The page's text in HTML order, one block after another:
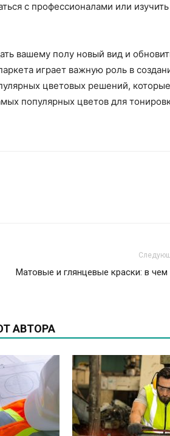
с профессионалами или изучить
вашему полу новый вид и
играет важную роль в
цветовых решений,
популярных цветов для
Матовые и глянцевые краски: в чем
АВТОРА